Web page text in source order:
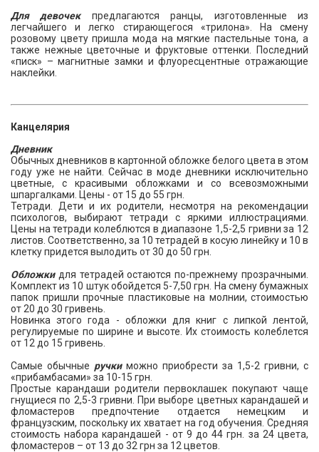
Для девочекпредлагаются ранцы, изготовленные из
легчайшего и легко стирающегося «трилона». На смену
розовому цвету пришла мода на мягкие пастельные тона, а
также нежные цветочные и фруктовые оттенки. Последний
«писк» – магнитные замки и флуоресцентные отражающие
наклейки.
Канцелярия
Дневник
Обычных дневников в картонной обложке белого цвета в этом
году уже не найти. Сейчас в моде дневники исключительно
цветные, с красивыми обложками и со всевозможными
шпаргалками. Цены - от 15 до 55 грн.
Тетради. Дети и их родители, несмотря на рекомендации
психологов, выбирают тетради с яркими иллюстрациями.
Цены на тетради колеблются в диапазоне 1,5-2,5 гривни за 12
листов. Соответственно, за 10 тетрадей в косую линейку и 10 в
клетку придется вылодить от 30 до 50 грн.
Обложкидля тетрадей остаются по-прежнему прозрачными.
Комплект из 10 штук обойдется 5-7,50 грн. На смену бумажных
папок пришли прочные пластиковые на молнии, стоимостью
от 20 до 30 гривень.
Новинка этого года - обложки для книг с липкой лентой,
регулируемые по ширине и высоте. Их стоимость колеблется
от 12 до 15 гривень.
Самые обычные ручкиможно приобрести за 1,5-2 гривни, с
«прибамбасами» за 10-15 грн.
Простые карандаши родители первоклашек покупают чаще
гнущиеся по 2,5-3 гривни. При выборе цветных карандашей и
фломастеров предпочтение отдается немецким и
французским, поскольку их хватает на год обучения. Средняя
стоимость набора карандашей - от 9 до 44 грн. за 24 цвета,
фломастеров – от 13 до 32 грн за 12 цветов.